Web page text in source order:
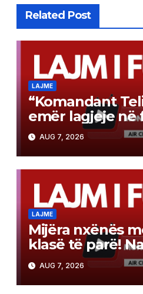
Related Post
LAJME
“Komandant
emër lagjeje në
ceremoni
heroin
AUG 7, 2026
LAJME
Mijëra nxënës
klasë të parë!
apo emigrimi,
arsyeja?!
AUG 7, 2026